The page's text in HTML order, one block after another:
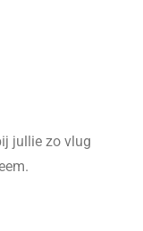
jullie zo vlug